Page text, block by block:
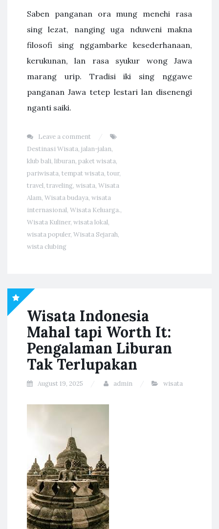
Saben panganan ora mung menehi rasa
sing lezat, nanging uga nduweni makna
filosofi sing nggambarke kesederhanaan,
kerukunan, lan rasa syukur wong Jawa
marang urip. Tradisi iki sing nggawe
panganan Jawa tetep lestari lan disenengi
nganti saiki.
Leave a comment
Destinasi Wisata, jalan-jalan,
klub bali, liburan, paket wisata,
pariwisata, tempat wisata, tour,
travel, traveling, wisata, Wisata
Alam, Wisata budaya, wisata
internasional, Wisata Keluarga.,
Wisata Kuliner, wisata lokal,
wisata populer, Wisata Sejarah,
wista clubing
Wisata Indonesia
Mahal tapi Worth It:
Pengalaman Liburan
Tak Terlupakan
August 19, 2025 admin wisata